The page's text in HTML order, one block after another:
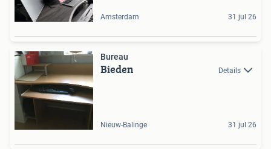
Amsterdam 31 jul 26
Bureau
Bieden Details
Nieuw-Balinge 31 jul 26